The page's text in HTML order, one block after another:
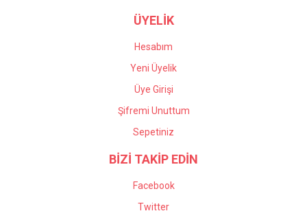
ÜYELİK
Hesabım
Yeni Üyelik
Üye Girişi
Şifremi Unuttum
Sepetiniz
BİZİ TAKİP EDİN
Facebook
Twitter